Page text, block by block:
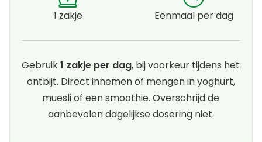
1 zakje Eenmaal per dag
Gebruik1 zakje per dag, bij voorkeur tijdens het
ontbijt. Direct innemen of mengen in yoghurt,
muesli of een smoothie. Overschrijd de
aanbevolen dagelijkse dosering niet.